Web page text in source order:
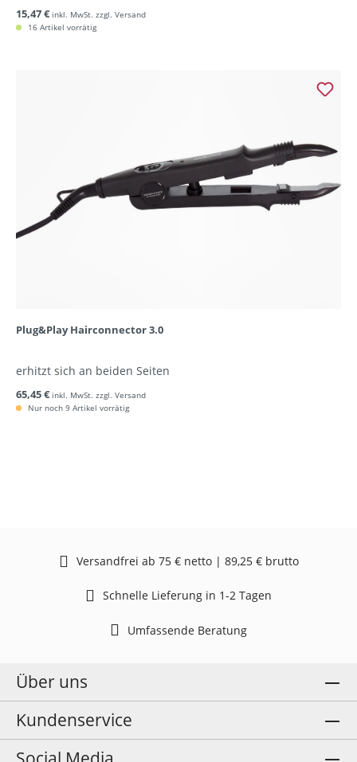
15,47 € inkl. MwSt. zzgl. Versand
16 Artikel vorrätig
Plug&Play Hairconnector 3.0
erhitzt sich an beiden Seiten
65,45 € inkl. MwSt. zzgl. Versand
Nur noch 9 Artikel vorrätig
Versandfrei ab 75 € netto | 89,25 € brutto
Schnelle Lieferung in 1-2 Tagen
Umfassende Beratung
Über uns
Kundenservice